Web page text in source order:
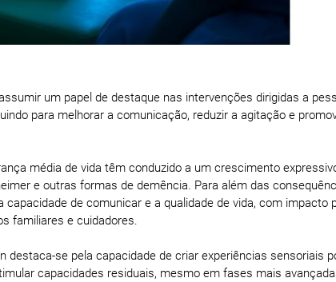
um papel de destaque nas intervenções dirigidas a
para melhorar a comunicação, reduzir a agitação e
média de vida têm conduzido a um crescimento
e outras formas de demência. Para além das
de comunicar e a qualidade de vida, com impacto
familiares e cuidadores.
destaca-se pela capacidade de criar experiências sensoriais
capacidades residuais, mesmo em fases mais